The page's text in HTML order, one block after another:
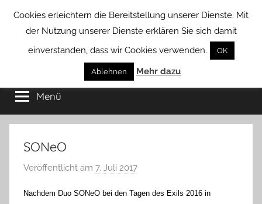
Borstel
von
Groß
Borstel
Menü
SONeO
Veröffentlicht am 7. Juli 2017
n
Nachdem Duo SONeO bei den Tagen des Exils 2016 in
Cookies erleichtern die Bereitstellung unserer Dienste. Mit
der Nutzung unserer Dienste erklären Sie sich damit
einverstanden, dass wir Cookies verwenden.
OK
Ablehnen Mehr dazu